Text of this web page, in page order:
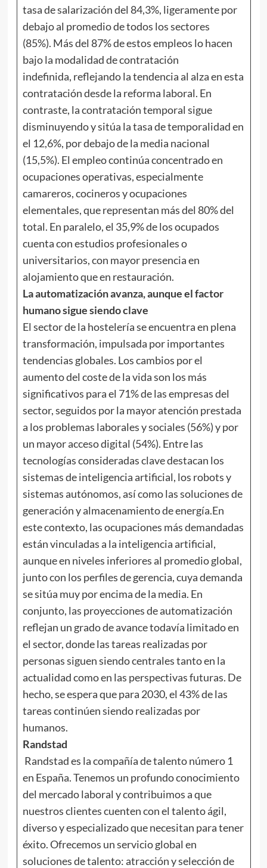
tasa de salarización del 84,3%, ligeramente por
debajo al promedio de todos los sectores
(85%). Más del 87% de estos empleos lo hacen
bajo la modalidad de contratación
indefinida, reflejando la tendencia al alza en esta
contratación desde la reforma laboral. En
contraste, la contratación temporal sigue
disminuyendo y sitúa la tasa de temporalidad en
el 12,6%, por debajo de la media nacional
(15,5%). El empleo continúa concentrado en
ocupaciones operativas, especialmente
camareros, cocineros y ocupaciones
elementales, que representan más del 80% del
total. En paralelo, el 35,9% de los ocupados
cuenta con estudios profesionales o
universitarios, con mayor presencia en
alojamiento que en restauración.
La automatización avanza, aunque el factor
humano sigue siendo clave
El sector de la hostelería se encuentra en plena
transformación, impulsada por importantes
tendencias globales. Los cambios por el
aumento del coste de la vida son los más
significativos para el 71% de las empresas del
sector, seguidos por la mayor atención prestada
a los problemas laborales y sociales (56%) y por
un mayor acceso digital (54%). Entre las
tecnologías consideradas clave destacan los
sistemas de inteligencia artificial, los robots y
sistemas autónomos, así como las soluciones de
generación y almacenamiento de energía.En
este contexto, las ocupaciones más demandadas
están vinculadas a la inteligencia artificial,
aunque en niveles inferiores al promedio global,
junto con los perfiles de gerencia, cuya demanda
se sitúa muy por encima de la media. En
conjunto, las proyecciones de automatización
reflejan un grado de avance todavía limitado en
el sector, donde las tareas realizadas por
personas siguen siendo centrales tanto en la
actualidad como en las perspectivas futuras. De
hecho, se espera que para 2030, el 43% de las
tareas continúen siendo realizadas por
humanos.
Randstad
Randstad es la compañía de talento número 1
en España. Tenemos un profundo conocimiento
del mercado laboral y contribuimos a que
nuestros clientes cuenten con el talento ágil,
diverso y especializado que necesitan para tener
éxito. Ofrecemos un servicio global en
soluciones de talento: atracción y selección de